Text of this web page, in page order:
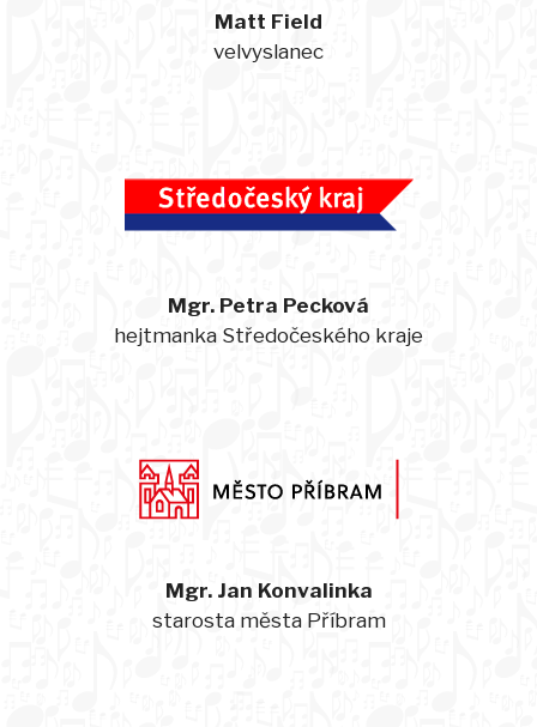
Matt Field
velvyslanec
Mgr. Petra Pecková
hejtmanka Středočeského kraje
Mgr. Jan Konvalinka
starosta města Příbram